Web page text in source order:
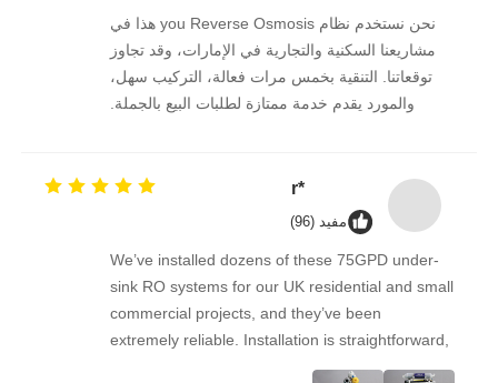
رزین تبادل یونی
شیر برقی
فشار سنج
نحن نستخدم نظام you Reverse Osmosis هذا في
مشاريعنا السكنية والتجارية في الإمارات، وقد تجاوز
توقعاتنا. التنقية بخمس مرات فعالة، التركيب سهل،
والمورد يقدم خدمة ممتازة لطلبات البيع بالجملة.
*r
مفید (96)
We’ve installed dozens of these 75GPD under-
sink RO systems for our UK residential and small
commercial projects, and they’ve been
extremely reliable. Installation is straightforward,
the filters are easy to replace, and the water